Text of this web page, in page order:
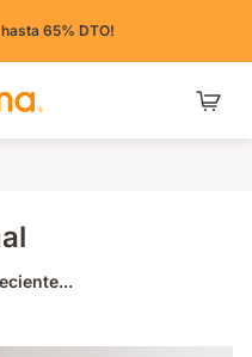
65% DTO!